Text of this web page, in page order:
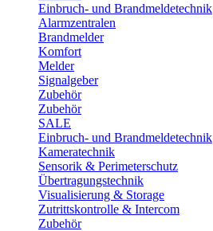
Einbruch- und Brandmeldetechnik
Alarmzentralen
Brandmelder
Komfort
Melder
Signalgeber
Zubehör
Zubehör
SALE
Einbruch- und Brandmeldetechnik
Kameratechnik
Sensorik & Perimeterschutz
Übertragungstechnik
Visualisierung & Storage
Zutrittskontrolle & Intercom
Zubehör